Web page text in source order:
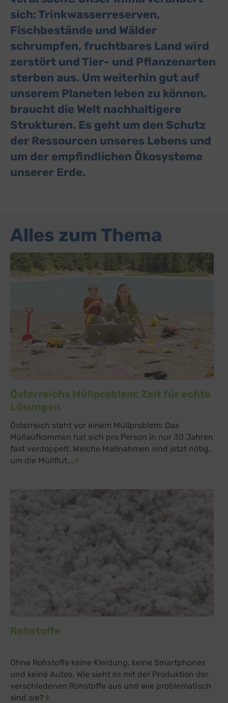
sich: Trinkwasserreserven,
Fischbestände und Wälder
schrumpfen, fruchtbares Land wird
zerstört und Tier- und Pflanzenarten
sterben aus. Um weiterhin gut auf
unserem Planeten leben zu können,
braucht die Welt nachhaltigere
Strukturen. Es geht um den Schutz
der Ressourcen unseres Lebens und
um der empfindlichen Ökosysteme
unserer Erde.
Alles zum Thema
Österreichs Müllproblem: Zeit für echte
Lösungen
Österreich steht vor einem Müllproblem: Das
Müllaufkommen hat sich pro Person in nur 30 Jahren
fast verdoppelt. Welche Maßnahmen sind jetzt nötig,
um die Müllflut...
Rohstoffe
Ohne Rohstoffe keine Kleidung, keine Smartphones
und keine Autos. Wie sieht es mit der Produktion der
verschiedenen Rohstoffe aus und wie problematisch
sind sie?
Einbindung zusätzlicher Informationen
Buzzsprout
Higher Pixels, USA
Facebook
Details zu Facebook
Switch zum
Google Ireland Limited, Irland
Details zu Google Forms
Switch zum
Open Street Map
Details zu Open Street
Spotteron Maps
Spotteron GmbH, Österreich
Switch zum
Typeform
TYPEFORM S.L., Spanien
Details zu Typeform
Vimeo
Detailszu Vimeo